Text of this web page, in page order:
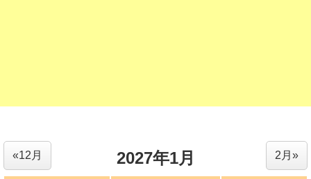
2027年1月 2月»
«12月